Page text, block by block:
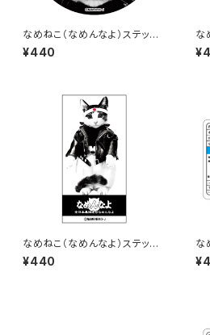
なめねこ（なめんなよ）ステッカ
ー A-1
¥440
な
ー
なめねこ（なめんなよ）ステッカ
ー B-15
¥440
な
ー